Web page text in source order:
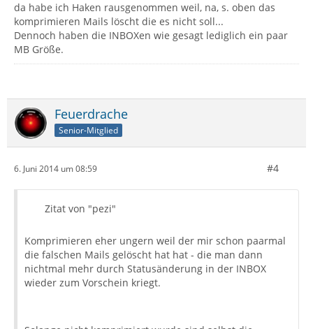
da habe ich Haken rausgenommen weil, na, s. oben das
komprimieren Mails löscht die es nicht soll...
Dennoch haben die INBOXen wie gesagt lediglich ein paar
MB Größe.
Feuerdrache
Senior-Mitglied
6. Juni 2014 um 08:59 #4
Zitat von "pezi"
Komprimieren eher ungern weil der mir schon paarmal
die falschen Mails gelöscht hat hat - die man dann
nichtmal mehr durch Statusänderung in der INBOX
wieder zum Vorschein kriegt.